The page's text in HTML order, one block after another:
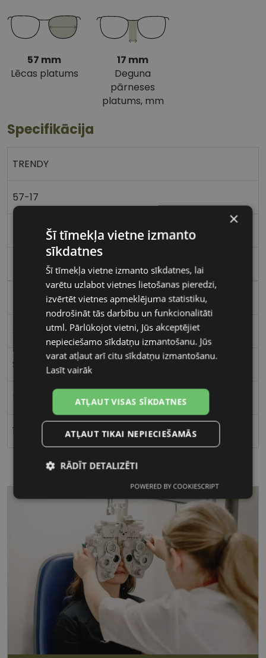
57 mm
Lēcas platums
17 mm
Deguna
pārneses
platums, mm
Specifikācija
TRENDY
57-17
turquoise
Plastmasa
Stūrains
Sievietēm
17
×
Šī tīmekļa vietne izmanto
sīkdatnes
Šī tīmekļa vietne izmanto sīkdatnes, lai
varētu uzlabot vietnes lietošanas pieredzi,
izvērtēt vietnes apmeklējuma statistiku,
nodrošināt tās darbību un funkcionalitāti
utml. Pārlūkojot vietni, Jūs akceptējiet
nepieciešamo sīkdatņu izmantošanu. Jūs
varat atļaut arī citu sīkdatņu izmantošanu.
Lasīt vairāk
ATĻAUT VISAS SĪKDATNES
ATĻAUT TIKAI NEPIECIEŠAMĀS
RĀDĪT DETALIZĒTI
sīkdatnes
Statistikas
sīkdatnes
Mārketinga
sīkdatnes
Funkcionālās
sīkdatnes
Nepieciešamās sīkdatnes
POWERED BY COOKIESCRIPT